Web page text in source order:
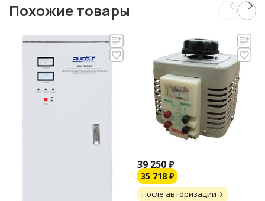
Похожие товары
39 250 ₽
35 718 ₽
после авторизации